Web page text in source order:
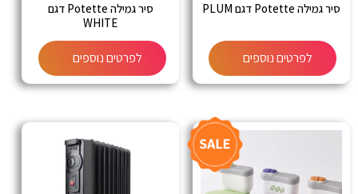
סיר גמילה Potette דגם PLUM
לפרטים נוספים
סיר גמילה Potette דגם
WHITE
לפרטים נוספים